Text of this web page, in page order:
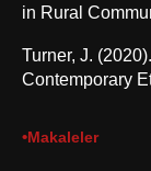
in Rural
Turner, J.
Contemporary
•Makaleler